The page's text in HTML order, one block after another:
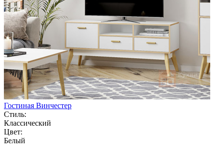
Гостиная Винчестер
Стиль:
Классический
Цвет:
Белый